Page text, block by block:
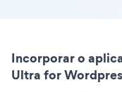
Incorporar o
Ultra for